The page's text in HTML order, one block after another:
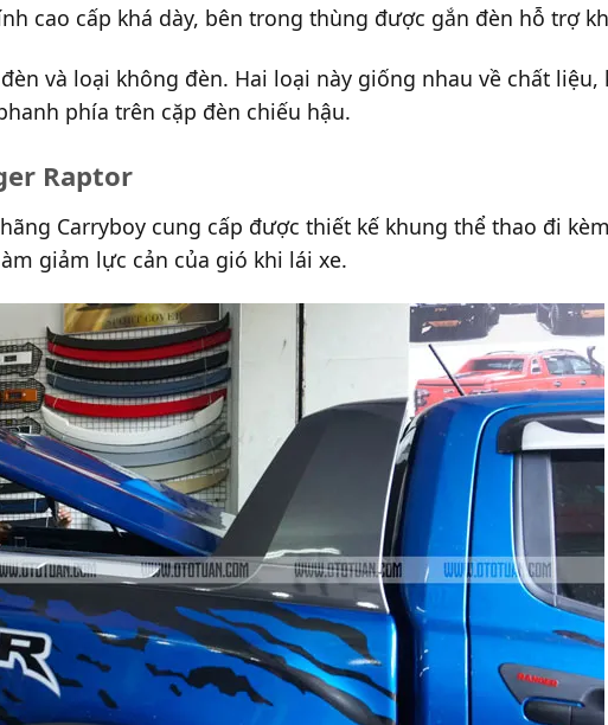
cao cấp khá dày, bên trong thùng được gắn đèn hỗ trợ
và loại không đèn. Hai loại này giống nhau về chất
phía trên cặp đèn chiếu hậu.
Raptor
Carryboy cung cấp được thiết kế khung thể thao đi
giảm lực cản của gió khi lái xe.